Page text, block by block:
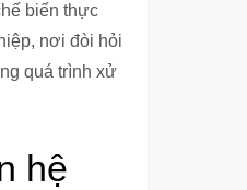
biến thực
nơi đòi hỏi
quá trình xử
hệ